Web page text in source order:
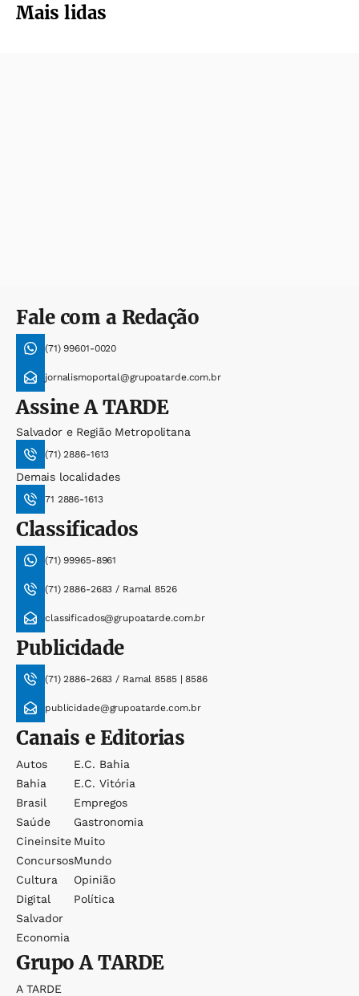
Mais lidas
Fale com a Redação
(71) 99601-0020
jornalismoportal@grupoatarde.com.br
AssineA TARDE
Salvador e Região Metropolitana
(71) 2886-1613
Demais localidades
71 2886-1613
Classificados
(71) 99965-8961
(71) 2886-2683 / Ramal 8526
classificados@grupoatarde.com.br
Publicidade
(71) 2886-2683 / Ramal 8585 | 8586
publicidade@grupoatarde.com.br
Canais e Editorias
Autos
Bahia
Brasil
Saúde
Cineinsite
Concursos
Cultura
Digital
Salvador
Economia
E.c. Bahia
E.c. Vitória
Empregos
Gastronomia
Muito
Mundo
Opinião
Política
GrupoA TARDE
A TARDE